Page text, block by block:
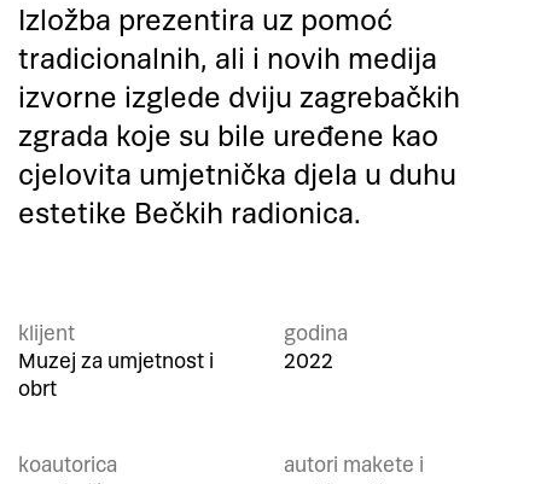
Izložba prezentira uz pomoć
tradicionalnih, ali i novih medija
izvorne izglede dviju zagrebačkih
zgrada koje su bile uređene kao
cjelovita umjetnička djela u duhu
estetike Bečkih radionica.
klijent
Muzej za umjetnost i
obrt
godina
2022
koautorica
autori makete i